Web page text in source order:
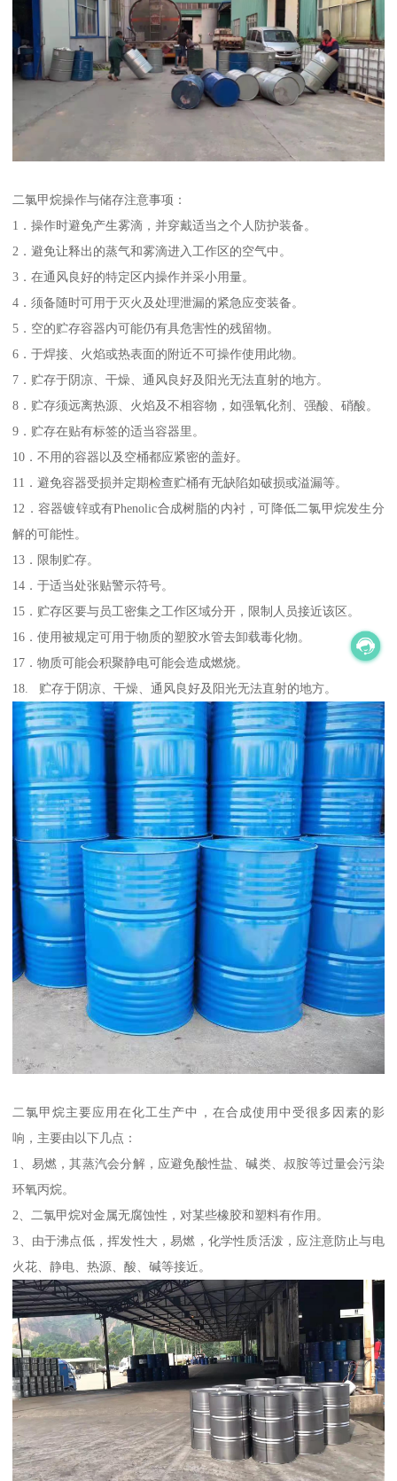
二氯甲烷操作与储存注意事项：
1．操作时避免产生雾滴，并穿戴适当之个人防护装备。
2．避免让释出的蒸气和雾滴进入工作区的空气中。
3．在通风良好的特定区内操作并采小用量。
4．须备随时可用于灭火及处理泄漏的紧急应变装备。
5．空的贮存容器内可能仍有具危害性的残留物。
6．于焊接、火焰或热表面的附近不可操作使用此物。
7．贮存于阴凉、干燥、通风良好及阳光无法直射的地方。
8．贮存须远离热源、火焰及不相容物，如强氧化剂、强酸、硝酸。
9．贮存在贴有标签的适当容器里。
10．不用的容器以及空桶都应紧密的盖好。
11．避免容器受损并定期检查贮桶有无缺陷如破损或溢漏等。
12．容器镀锌或有Phenolic合成树脂的内衬，可降低二氯甲烷发生分
解的可能性。
13．限制贮存。
14．于适当处张贴警示符号。
15．贮存区要与员工密集之工作区域分开，限制人员接近该区。
16．使用被规定可用于物质的塑胶水管去卸载毒化物。
17．物质可能会积聚静电可能会造成燃烧。
18. 贮存于阴凉、干燥、通风良好及阳光无法直射的地方。
二氯甲烷主要应用在化工生产中，在合成使用中受很多因素的影
响，主要由以下几点：
1、易燃，其蒸汽会分解，应避免酸性盐、碱类、叔胺等过量会污染
环氧丙烷。
2、二氯甲烷对金属无腐蚀性，对某些橡胶和塑料有作用。
3、由于沸点低，挥发性大，易燃，化学性质活泼，应注意防止与电
火花、静电、热源、酸、碱等接近。